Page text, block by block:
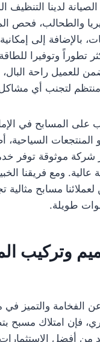
لدينا التنظيف
والطحالب، فحص
بالإضافة إلى
تطوراً وتوفيرا
للعميل راحة البال،
لتجنب أي
على المسابح في
المنتجعات
شركة موثوقة توفر
عالية. ومع فريقنا
لعملائنا مسابح مثالية
طويلة.
وتركيب
الفخامة والتميز في
فإن امتلاك مسبح
من أفضل